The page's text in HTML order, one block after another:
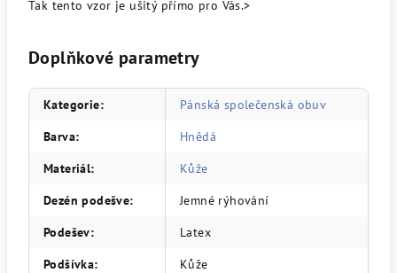
Tak tento vzor je ušitý přímo pro Vás.>
Doplňkové parametry
Kategorie:
Pánská společenská obuv
Barva:
Hnědá
Materiál:
Kůže
Dezén podešve:
Jemné rýhování
Podešev:
Latex
Podšívka:
Kůže